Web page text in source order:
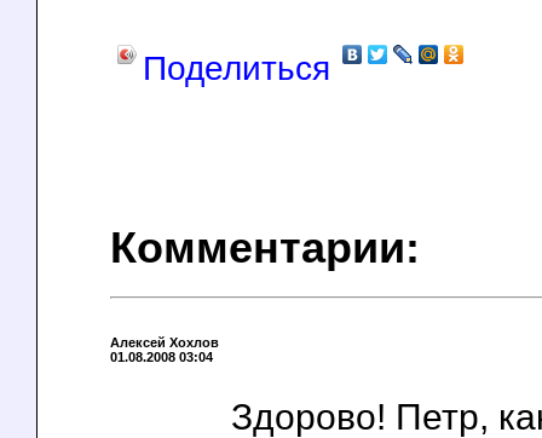
Поделиться
Комментарии:
Алексей Хохлов
01.08.2008 03:04
Здорово! Петр,